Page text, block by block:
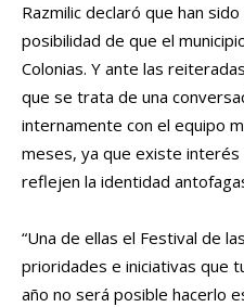
Razmilic declaró que han
posibilidad de que el
Colonias. Y ante las
que se trata de una
internamente con el equipo
meses, ya que existe
reflejen la identidad
“Una de ellas el Festival de
prioridades e iniciativas que
año no será posible hacerlo